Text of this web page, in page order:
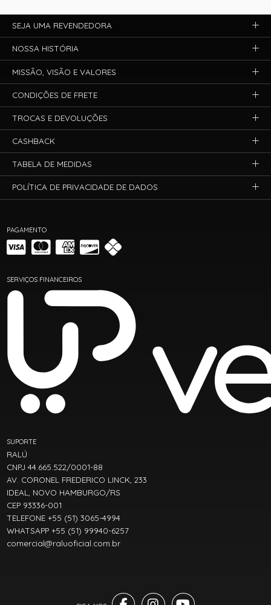
PAGAMENTO
SERVIÇOS FINANCEIROS
SUPORTE
RALÚ
CNPJ 44.665.522/0001-88
AV. CORONEL FREDERICO LINCK, 233
IDEAL, NOVO HAMBURGO/RS
CEP 93336-001
TELEFONE +55 (51) 3065-4994
WHATSAPP +55 (51) 99940-6257
comercial@raluoficial.com.br
SEJA UMA REVENDEDORA
NOSSA HISTÓRIA
MISSÃO, VISÃO E VALORES
CONDIÇÕES DE FRETE
TROCAS E DEVOLUÇÕES
CASHBACK
TABELA DE MEDIDAS
POLÍTICA DE PRIVACIDADE DE DADOS